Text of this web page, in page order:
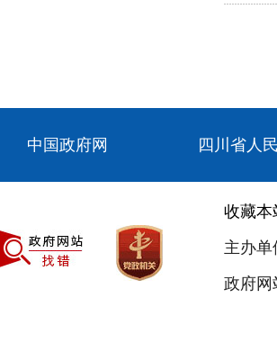
中国政府网 四川省人
收藏本
主办
政府网